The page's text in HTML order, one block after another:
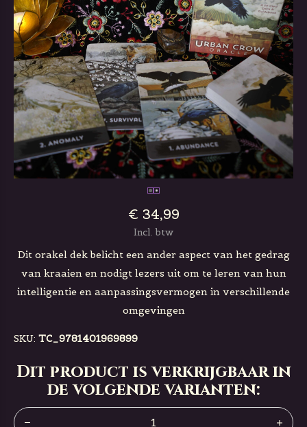
€ 34,99
Incl. btw
Dit orakel dek belicht een ander aspect van het gedrag
van kraaien en nodigt lezers uit om te leren van hun
intelligentie en aanpassingsvermogen in verschillende
omgevingen
SKU: TC_9781401969899
Dit product is verkrijgbaar in
de volgende varianten: